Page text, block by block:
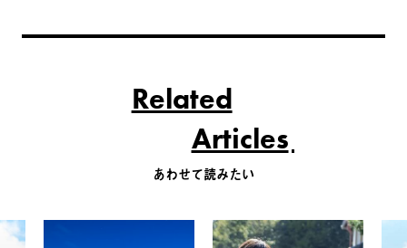
Related
Articles
あわせて読みたい